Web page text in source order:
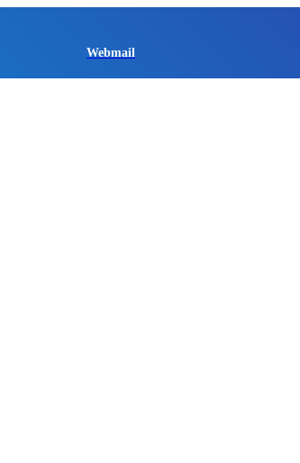
Webmail